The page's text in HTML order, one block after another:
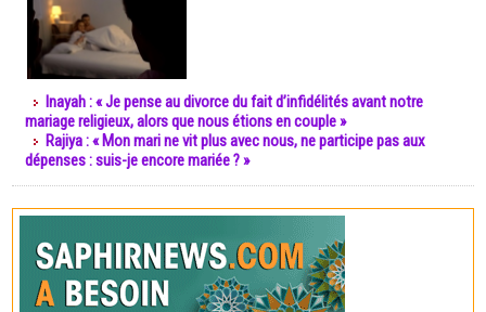
Inayah : « Je pense au divorce du fait d’infidélités avant notre
mariage religieux, alors que nous étions en couple »
Rajiya : « Mon mari ne vit plus avec nous, ne participe pas aux
dépenses : suis-je encore mariée ? »